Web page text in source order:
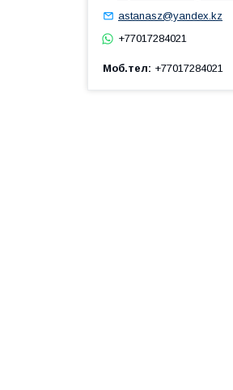
astanasz@yandex.kz
+77017284021
Моб.тел +77017284021